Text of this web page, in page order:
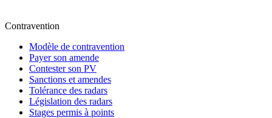
Contravention
Modèle de contravention
Payer son amende
Contester son PV
Sanctions et amendes
Tolérance des radars
Législation des radars
Stages permis à points